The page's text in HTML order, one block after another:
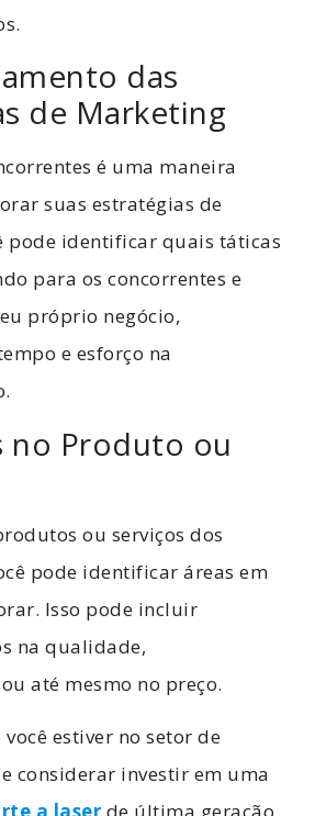
das
de Marketing
é uma maneira
suas estratégias de
pode identificar quais táticas
para os concorrentes e
próprio negócio,
e esforço na
no Produto ou
ou serviços dos
pode identificar áreas em
Isso pode incluir
na qualidade,
até mesmo no preço.
você estiver no setor de
considerar investir em uma